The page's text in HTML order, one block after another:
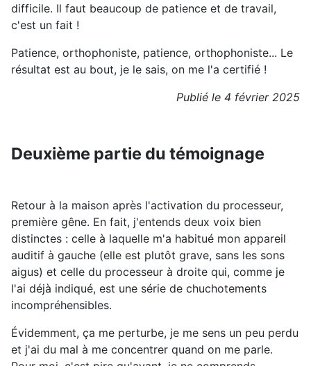
difficile. Il faut beaucoup de patience et de travail,
c'est un fait !
Patience, orthophoniste, patience, orthophoniste... Le
résultat est au bout, je le sais, on me l'a certifié !
Publié le 4 février 2025
Deuxième partie du témoignage
Retour à la maison après l'activation du processeur,
première gêne. En fait, j'entends deux voix bien
distinctes : celle à laquelle m'a habitué mon appareil
auditif à gauche (elle est plutôt grave, sans les sons
aigus) et celle du processeur à droite qui, comme je
l'ai déjà indiqué, est une série de chuchotements
incompréhensibles.
Évidemment, ça me perturbe, je me sens un peu perdu
et j'ai du mal à me concentrer quand on me parle.